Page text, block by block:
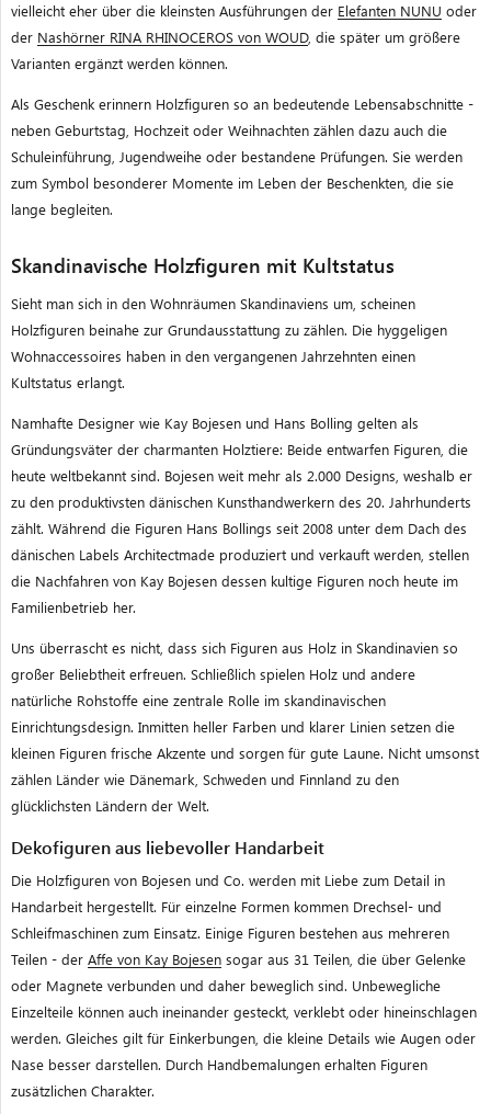
vielleicht eher über die kleinsten Ausführungen der Elefanten NUNU oder
der Nashörner RINA RHINOCEROS von WOUD, die später um größere
Varianten ergänzt werden können.
Als Geschenk erinnern Holzfiguren so an bedeutende Lebensabschnitte -
neben Geburtstag, Hochzeit oder Weihnachten zählen dazu auch die
Schuleinführung, Jugendweihe oder bestandene Prüfungen. Sie werden
zum Symbol besonderer Momente im Leben der Beschenkten, die sie
lange begleiten.
Skandinavische Holzfiguren mit Kultstatus
Sieht man sich in den Wohnräumen Skandinaviens um, scheinen
Holzfiguren beinahe zur Grundausstattung zu zählen. Die hyggeligen
Wohnaccessoires haben in den vergangenen Jahrzehnten einen
Kultstatus erlangt.
Namhafte Designer wie Kay Bojesen und Hans Bolling gelten als
Gründungsväter der charmanten Holztiere: Beide entwarfen Figuren, die
heute weltbekannt sind. Bojesen weit mehr als 2.000 Designs, weshalb er
zu den produktivsten dänischen Kunsthandwerkern des 20. Jahrhunderts
zählt. Während die Figuren Hans Bollings seit 2008 unter dem Dach des
dänischen Labels Architectmade produziert und verkauft werden, stellen
die Nachfahren von Kay Bojesen dessen kultige Figuren noch heute im
Familienbetrieb her.
Uns überrascht es nicht, dass sich Figuren aus Holz in Skandinavien so
großer Beliebtheit erfreuen. Schließlich spielen Holz und andere
natürliche Rohstoffe eine zentrale Rolle im skandinavischen
Einrichtungsdesign. Inmitten heller Farben und klarer Linien setzen die
kleinen Figuren frische Akzente und sorgen für gute Laune. Nicht umsonst
zählen Länder wie Dänemark, Schweden und Finnland zu den
glücklichsten Ländern der Welt.
Dekofiguren aus liebevoller Handarbeit
Die Holzfiguren von Bojesen und Co. werden mit Liebe zum Detail in
Handarbeit hergestellt. Für einzelne Formen kommen Drechsel- und
Schleifmaschinen zum Einsatz. Einige Figuren bestehen aus mehreren
Teilen - der Affe von Kay Bojesen sogar aus 31 Teilen, die über Gelenke
oder Magnete verbunden und daher beweglich sind. Unbewegliche
Einzelteile können auch ineinander gesteckt, verklebt oder hineinschlagen
werden. Gleiches gilt für Einkerbungen, die kleine Details wie Augen oder
Nase besser darstellen. Durch Handbemalungen erhalten Figuren
zusätzlichen Charakter.